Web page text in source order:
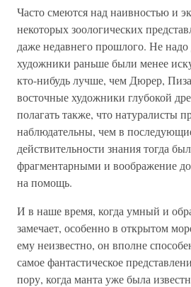
Часто смеются над наивностью и
некоторых зоологических
даже недавнего прошлого. Не надо
художники раньше были менее
кто-нибудь лучше, чем Дюрер,
восточные художники глубокой
полагать также, что натуралисты
наблюдательны, чем в
действительности знания тогда
фрагментарными и воображение
на помощь.
И в наше время, когда умный и
замечает, особенно в открытом
ему неизвестно, он вполне
самое фантастическое
пору, когда манта уже была